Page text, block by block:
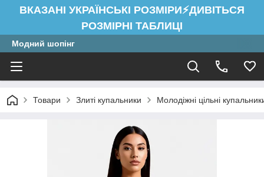
ВКАЗАНІ УКРАЇНСЬКІ РОЗМІРИ⚡ДИВІТЬСЯ
РОЗМІРНІ ТАБЛИЦІ
Модний шопінг
Товари Злиті купальники Молодіжні цільні